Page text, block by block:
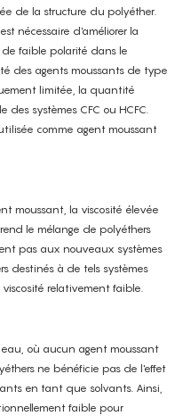
de la structure du polyéther.
nécessaire d'améliorer la
faible polarité dans le
des agents moussants de type
limitée, la quantité
des systèmes CFC ou HCFC.
comme agent moussant
moussant, la viscosité élevée
le mélange de polyéthers
pas aux nouveaux systèmes
destinés à de tels systèmes
relativement faible.
eau, où aucun agent moussant
ne bénéficie pas de l'effet
en tant que solvants. Ainsi,
faible pour